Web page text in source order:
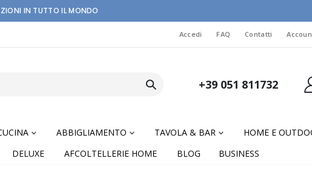
IN TUTTO IL MONDO
Accedi FAQ Contatti
+39 051 811732
ABBIGLIAMENTO TAVOLA & BAR HOME E
DELUXE AFCOLTELLERIE HOME BLOG BUSINESS